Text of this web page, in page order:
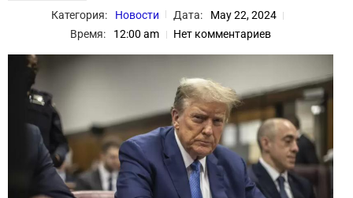
Категория: Новости Дата:
May 22, 2024
Время:
12:00 am Нет комментариев